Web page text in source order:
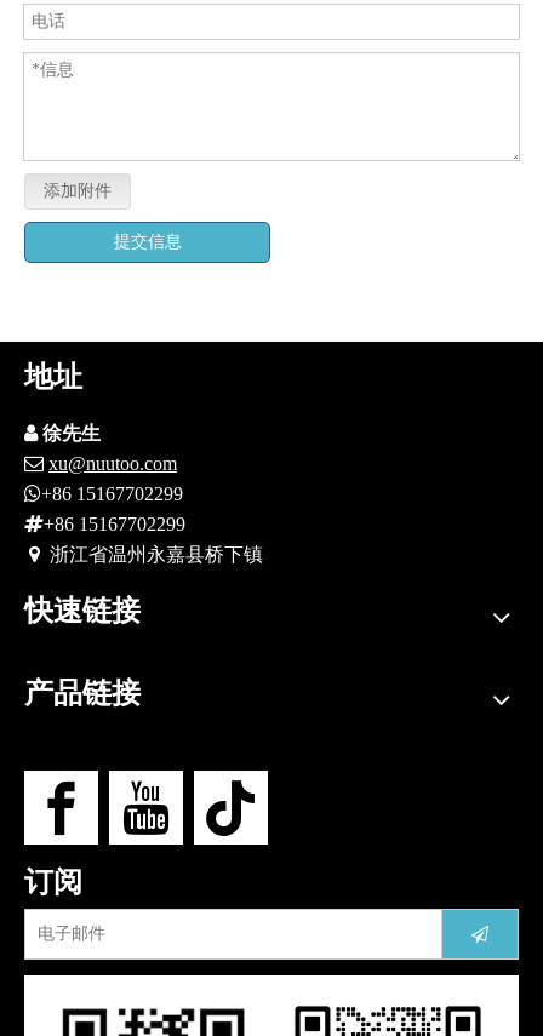
添加附件
提交信息
地址
 徐先生
 xu@nuutoo.com
+86 15167702299
+86 15167702299
 浙江省温州永嘉县桥下镇
快速链接
产品链接
订阅